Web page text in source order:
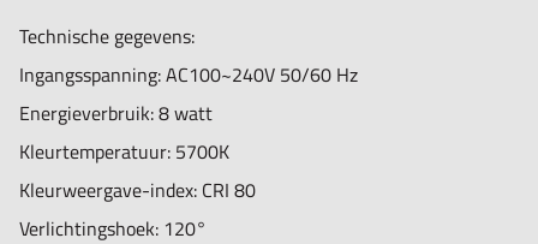
Technische gegevens:
Ingangsspanning: AC100~240V 50/60 Hz
Energieverbruik: 8 watt
Kleurtemperatuur: 5700K
Kleurweergave-index: CRI 80
Verlichtingshoek: 120°